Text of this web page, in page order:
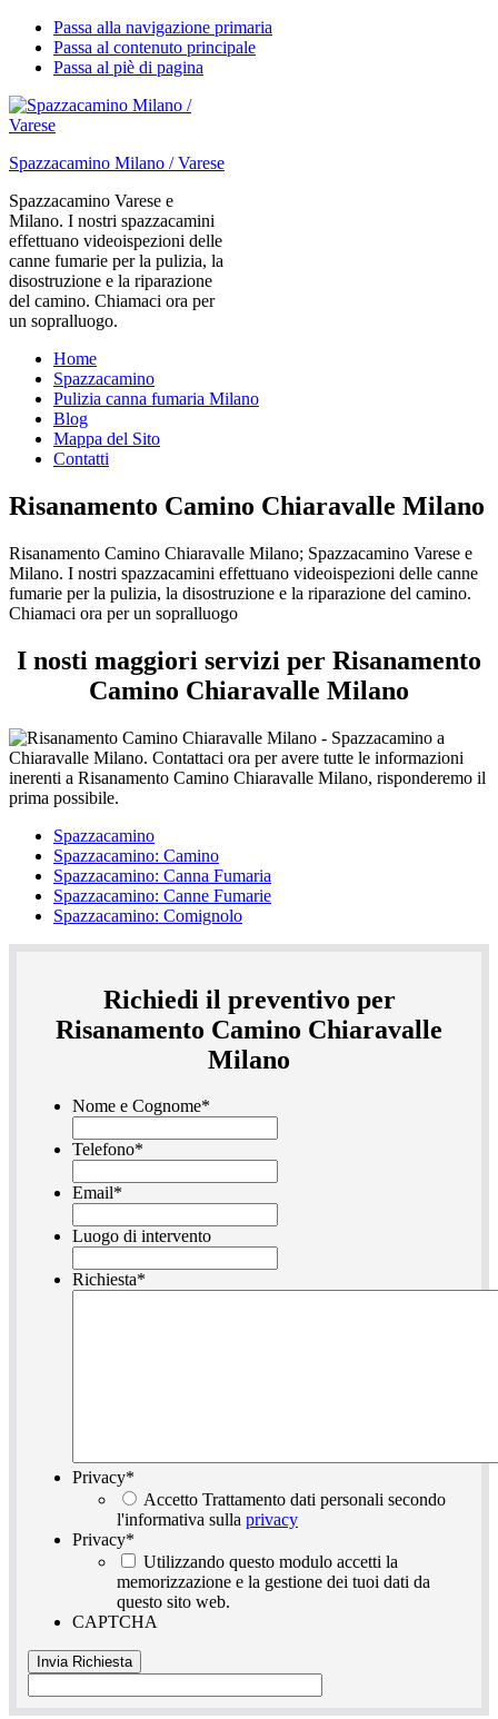
Passa alla navigazione primaria
Passa al contenuto principale
Passa al piè di pagina
Spazzacamino Milano / Varese
Spazzacamino Varese e
Milano. I nostri spazzacamini
effettuano videoispezioni delle
canne fumarie per la pulizia, la
disostruzione e la riparazione
del camino. Chiamaci ora per
un sopralluogo.
Home
Spazzacamino
Pulizia canna fumaria Milano
Blog
Mappa del Sito
Contatti
Risanamento Camino Chiaravalle Milano
Risanamento Camino Chiaravalle Milano; Spazzacamino Varese e
Milano. I nostri spazzacamini effettuano videoispezioni delle canne
fumarie per la pulizia, la disostruzione e la riparazione del camino.
Chiamaci ora per un sopralluogo
I nosti maggiori servizi per Risanamento
Camino Chiaravalle Milano
Spazzacamino
Spazzacamino: Camino
Spazzacamino: Canna Fumaria
Spazzacamino: Canne Fumarie
Spazzacamino: Comignolo
Richiedi il preventivo per
Risanamento Camino Chiaravalle
Milano
Nome e Cognome*
Telefono*
Email*
Luogo di intervento
Richiesta*
Privacy*
Accetto Trattamento dati personali secondo
l'informativa sulla privacy
Privacy*
Utilizzando questo modulo accetti la
memorizzazione e la gestione dei tuoi dati da
questo sito web.
CAPTCHA